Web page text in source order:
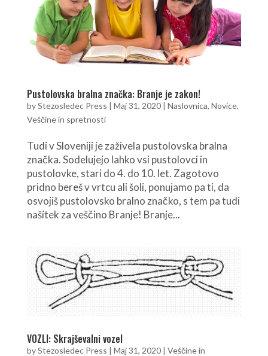
Pustolovska bralna značka: Branje je zakon!
byStezosledec Press | Maj 31, 2020| Naslovnica, Novice,
Veščine in spretnosti
Tudi v Sloveniji je zaživela pustolovska bralna
značka. Sodelujejo lahko vsi pustolovci in
pustolovke, stari do 4. do 10. let. Zagotovo
pridno bereš v vrtcu ali šoli, ponujamo pa ti, da
osvojiš pustolovsko bralno značko, s tem pa tudi
našitek za veščino Branje! Branje...
VOZLI: Skrajševalni vozel
byStezosledec Press | Maj 31, 2020| Veščine in